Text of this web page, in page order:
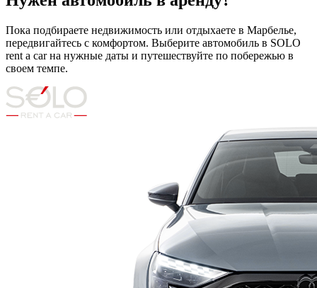
Пока подбираете недвижимость или отдыхаете в Марбелье,
передвигайтесь с комфортом. Выберите автомобиль в SOLO
rent a car на нужные даты и путешествуйте по побережью в
своем темпе.